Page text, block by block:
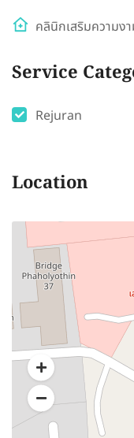
คลินิกเสริมความง
Service
Rejuran
Location